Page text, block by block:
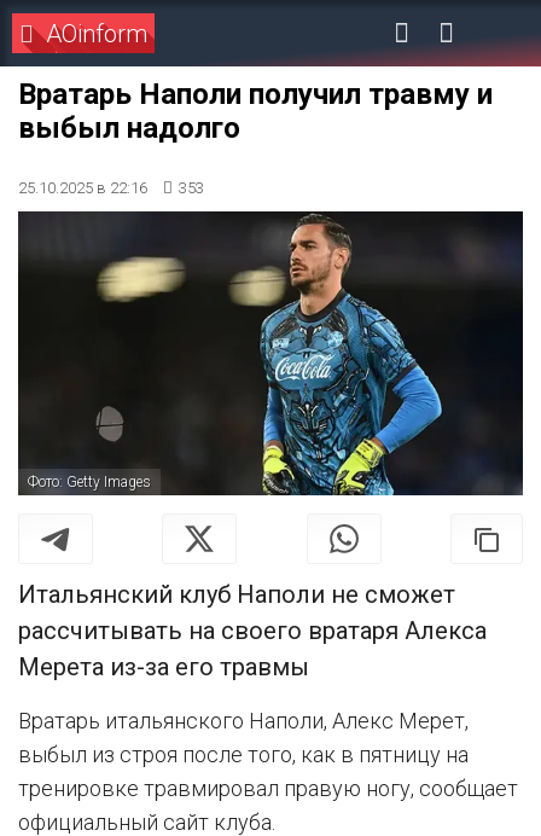
AOinform
Вратарь Наполи получил травму и
выбыл надолго
25.10.2025 в 22:16 353
Фото: Getty Images
Итальянский клуб Наполи не сможет
рассчитывать на своего вратаря Алекса
Мерета из-за его травмы
Вратарь итальянского Наполи, Алекс Мерет,
выбыл из строя после того, как в пятницу на
тренировке травмировал правую ногу, сообщает
официальный сайт клуба.